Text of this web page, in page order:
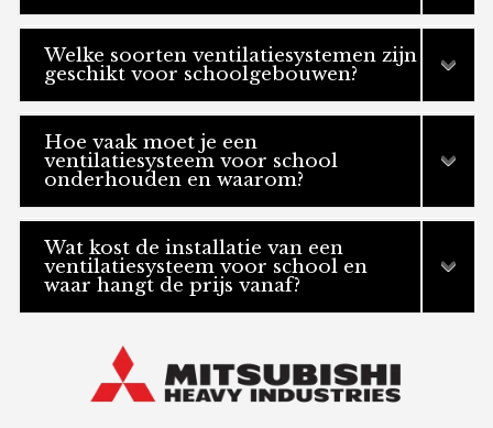
Welke soorten ventilatiesystemen zijn
geschikt voor schoolgebouwen?
Hoe vaak moet je een
ventilatiesysteem voor school
onderhouden en waarom?
Wat kost de installatie van een
ventilatiesysteem voor school en
waar hangt de prijs vanaf?